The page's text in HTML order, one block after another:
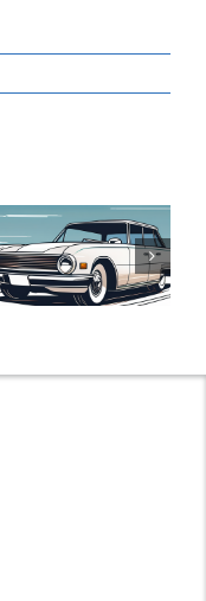
Kfz-
Die besten
Angebote im